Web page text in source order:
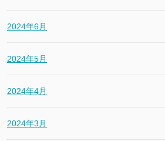
2024年6月
2024年5月
2024年4月
2024年3月